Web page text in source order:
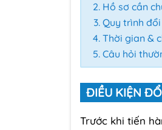
Hồ sơ cần
Quy trình
Thời gian &
Câu hỏi
ĐIỀU KIỆN
Trước khi tiến